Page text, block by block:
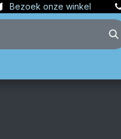
Bezoek onze winkel